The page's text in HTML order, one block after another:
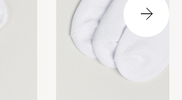
SU CAREOFCARL.NO